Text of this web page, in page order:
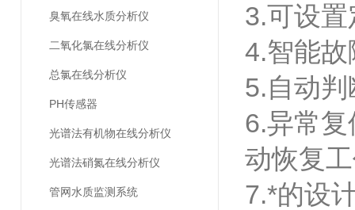
臭氧在线水质分析仪
二氧化氯在线分析仪
总氯在线分析仪
PH传感器
光谱法有机物在线分析仪
光谱法硝氮在线分析仪
管网水质监测系统
3.可设
4.智能
5.自动
6.异常
动恢复
7.*的设